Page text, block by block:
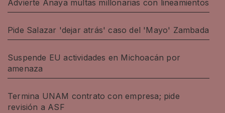
Advierte Anaya multas millonarias con lineamientos
Pide Salazar 'dejar atrás' caso del 'Mayo' Zambada
Suspende EU actividades en Michoacán por
amenaza
Termina UNAM contrato con empresa; pide
revisión a ASF